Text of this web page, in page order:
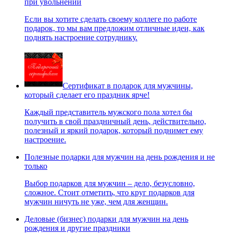
Если вы хотите сделать своему коллеге по работе
подарок, то мы вам предложим отличные идеи, как
поднять настроение сотруднику.
Сертификат в подарок для мужчины,
который сделает его праздник ярче!
Каждый представитель мужского пола хотел бы
получить в свой праздничный день, действительно,
полезный и яркий подарок, который поднимет ему
настроение.
Полезные подарки для мужчин на день рождения и не
только
Выбор подарков для мужчин – дело, безусловно,
сложное. Стоит отметить, что круг подарков для
мужчин ничуть не уже, чем для женщин.
Деловые (бизнес) подарки для мужчин на день
рождения и другие праздники